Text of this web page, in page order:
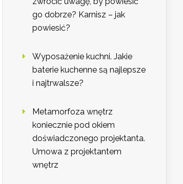
go dobrze? Karnisz – jak
powiesić?
Wyposażenie kuchni. Jakie
baterie kuchenne są najlepsze
i najtrwalsze?
Metamorfoza wnętrz
koniecznie pod okiem
doświadczonego projektanta.
Umowa z projektantem
wnętrz